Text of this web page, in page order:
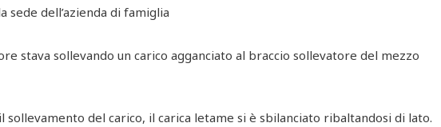
sede dell’azienda di famiglia
stava sollevando un carico agganciato al braccio sollevatore del mezzo
sollevamento del carico, il carica letame si è sbilanciato ribaltandosi di lato.